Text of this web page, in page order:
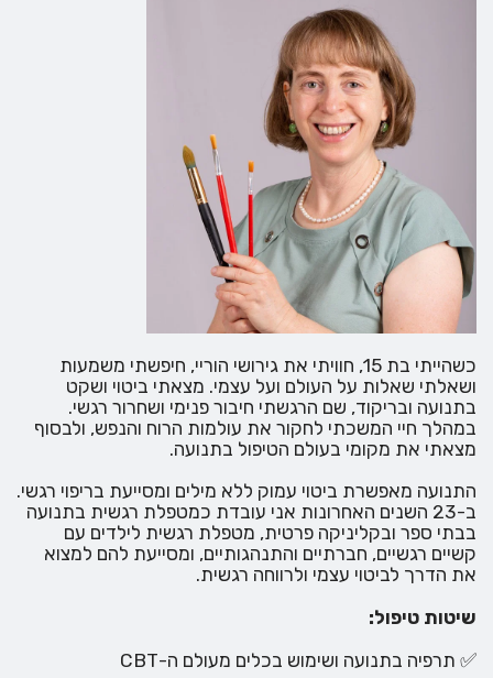
כשהייתי בת 15, חוויתי את גירושי הוריי, חיפשתי משמעות
ושאלתי שאלות על העולם ועל עצמי. מצאתי ביטוי ושקט
בתנועה ובריקוד, שם הרגשתי חיבור פנימי ושחרור רגשי.
במהלך חיי המשכתי לחקור את עולמות הרוח והנפש, ולבסוף
מצאתי את מקומי בעולם הטיפול בתנועה.
התנועה מאפשרת ביטוי עמוק ללא מילים ומסייעת בריפוי רגשי.
ב-23 השנים האחרונות אני עובדת כמטפלת רגשית בתנועה
בבתי ספר ובקליניקה פרטית, מטפלת רגשית לילדים עם
קשיים רגשיים, חברתיים והתנהגותיים, ומסייעת להם למצוא
את הדרך לביטוי עצמי ולרווחה רגשית.
שיטות טיפול:
✅ תרפיה בתנועה ושימוש בכלים מעולם ה-CBT